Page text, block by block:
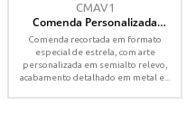
CMAV1
Comenda Personalizada
Recortada com Detalhes em
Baixo Relevo – 55x55 mm
Comenda recortada em formato
especial de estrela, com arte
personalizada em semialto relevo,
acabamento detalhado em metal e...